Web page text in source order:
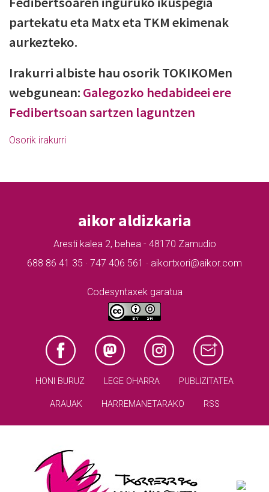
partekatu eta Matx eta TKM ekimenak
aurkezteko.
Irakurri albiste hau osorik TOKIKOMen
webgunean: Galegozko hedabideei ere
Fedibertsoan sartzen laguntzen
Osorik irakurri
aikor aldizkaria
Aresti kalea 2, behea - 48170 Zamudio
688 86 41 35 · 747 406 561 · aikortxori@aikor.com
Codesyntaxek garatua
HONI BURUZ LEGE OHARRA PUBLIZITATEA
ARAUAK HARREMANETARAKO RSS